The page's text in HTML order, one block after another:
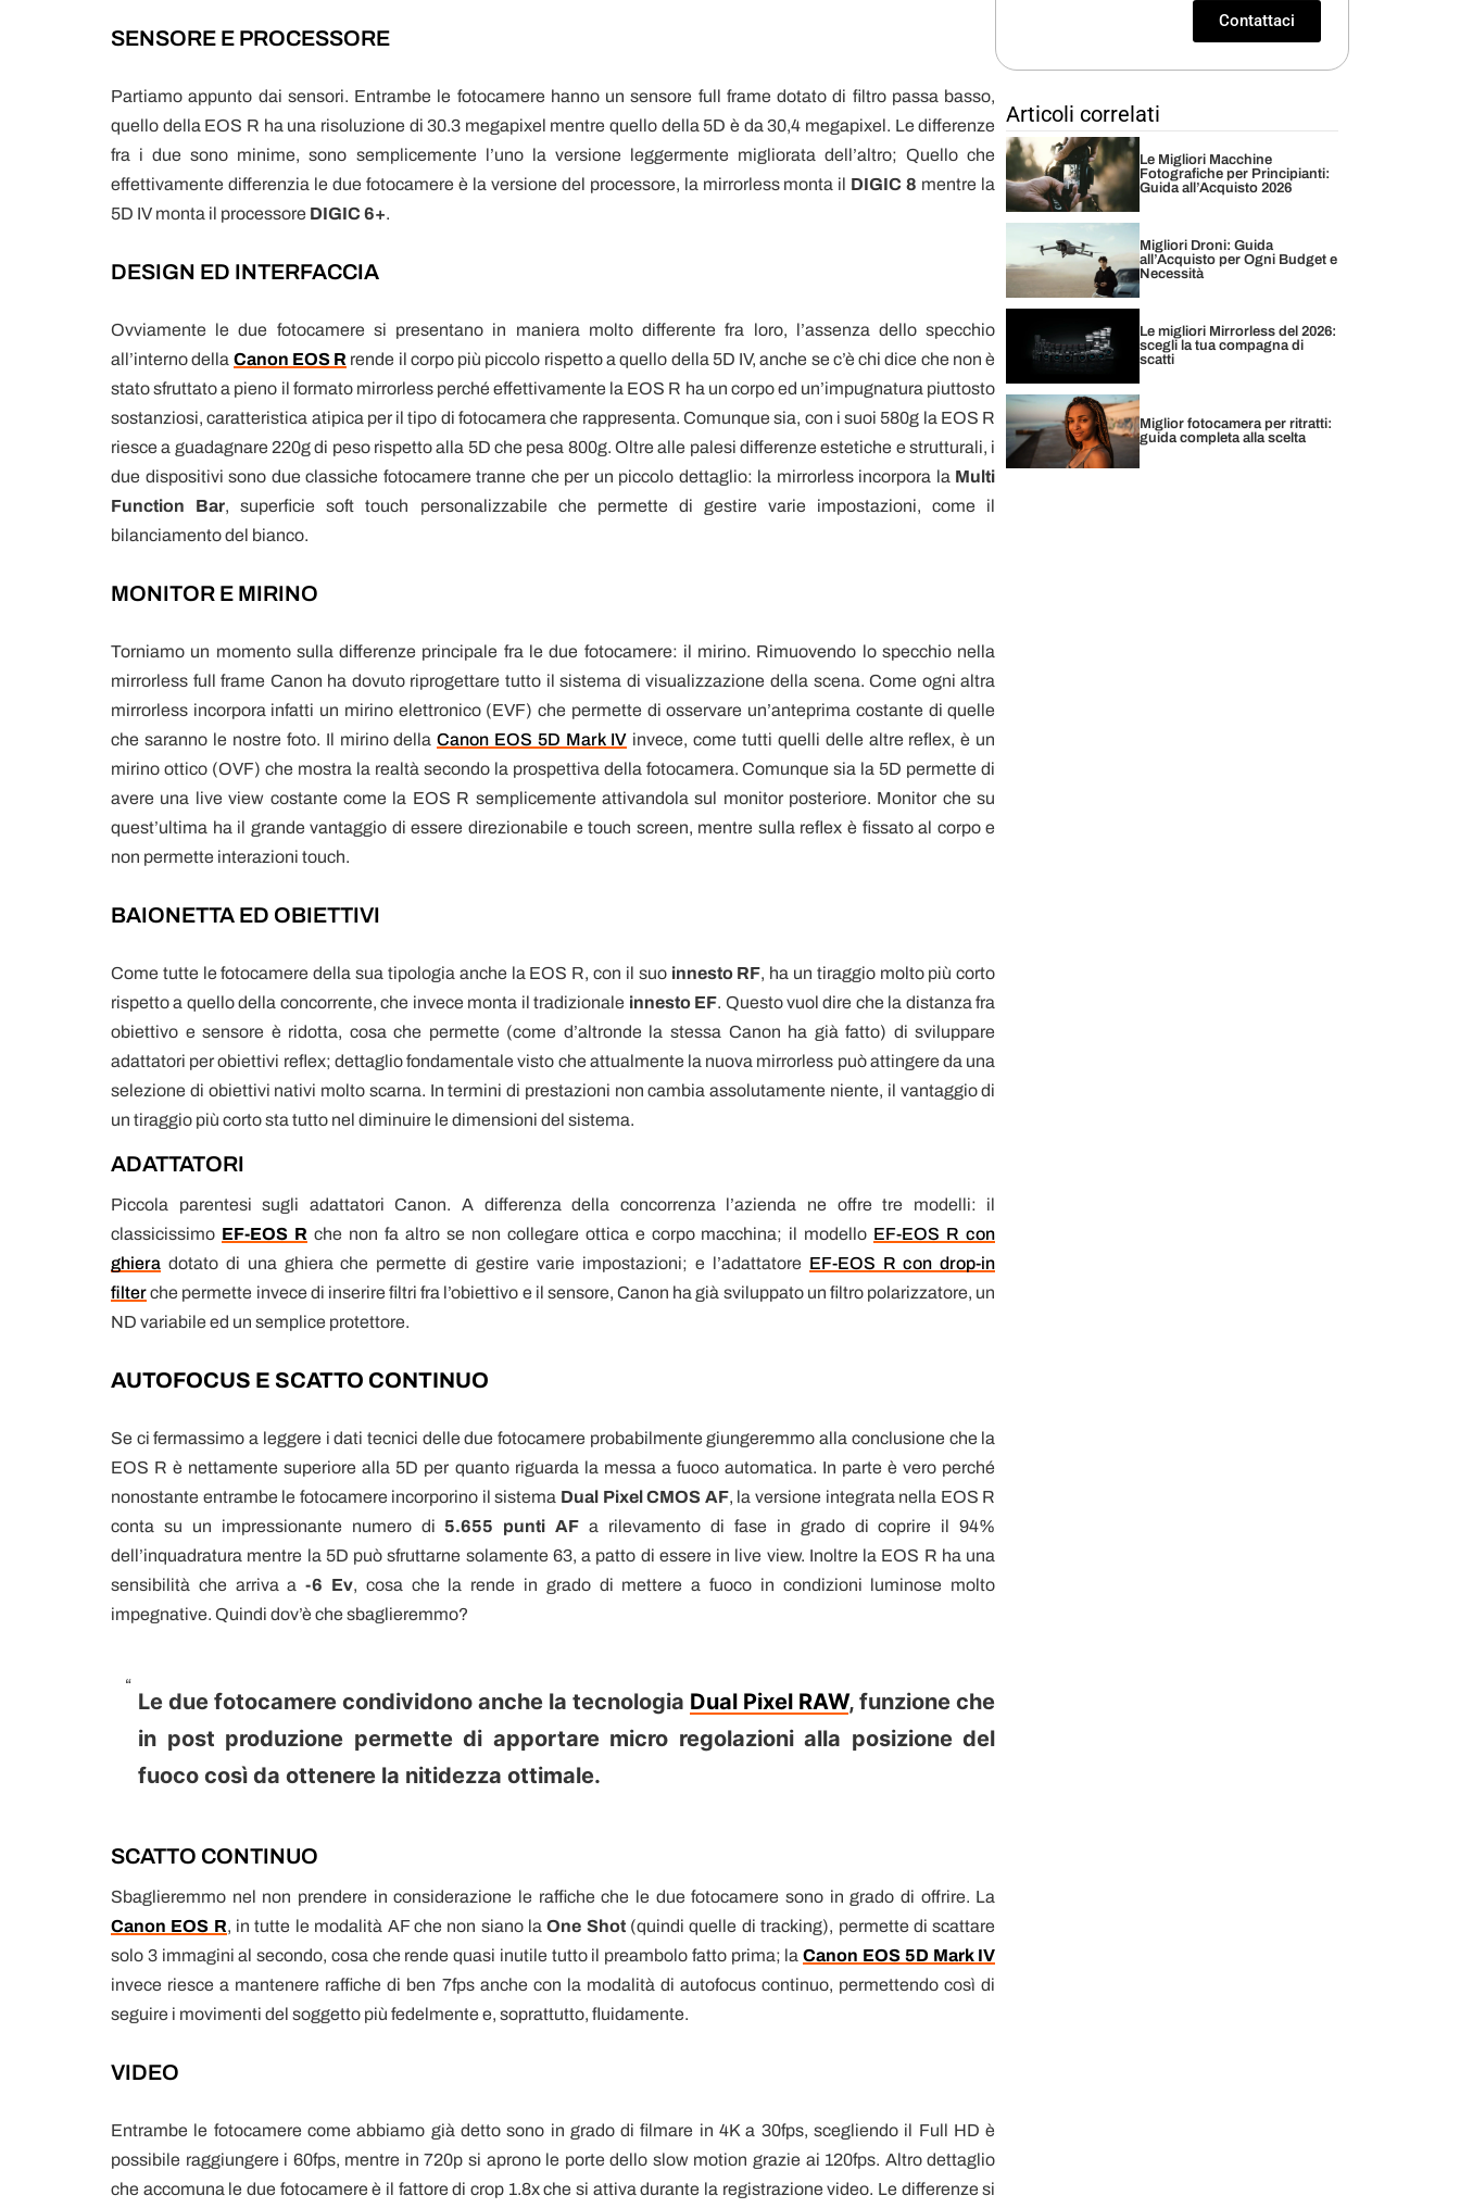
SENSORE E PROCESSORE
Partiamo appunto dai sensori. Entrambe le fotocamere hanno un sensore full frame dotato di filtro passa basso,
quello della EOS R ha una risoluzione di 30.3 megapixel mentre quello della 5D è da 30,4 megapixel. Le differenze
fra i due sono minime, sono semplicemente l’uno la versione leggermente migliorata dell’altro; Quello che
effettivamente differenzia le due fotocamere è la versione del processore, la mirrorless monta il DIGIC 8 mentre la
5D IV monta il processore DIGIC 6+.
DESIGN ED INTERFACCIA
Ovviamente le due fotocamere si presentano in maniera molto differente fra loro, l’assenza dello specchio
all’interno della Canon EOS R rende il corpo più piccolo rispetto a quello della 5D IV, anche se c’è chi dice che non è
stato sfruttato a pieno il formato mirrorless perché effettivamente la EOS R ha un corpo ed un’impugnatura piuttosto
sostanziosi, caratteristica atipica per il tipo di fotocamera che rappresenta. Comunque sia, con i suoi 580g la EOS R
riesce a guadagnare 220g di peso rispetto alla 5D che pesa 800g. Oltre alle palesi differenze estetiche e strutturali, i
due dispositivi sono due classiche fotocamere tranne che per un piccolo dettaglio: la mirrorless incorpora la Multi
Function Bar, superficie soft touch personalizzabile che permette di gestire varie impostazioni, come il
bilanciamento del bianco.
MONITOR E MIRINO
Torniamo un momento sulla differenze principale fra le due fotocamere: il mirino. Rimuovendo lo specchio nella
mirrorless full frame Canon ha dovuto riprogettare tutto il sistema di visualizzazione della scena. Come ogni altra
mirrorless incorpora infatti un mirino elettronico (EVF) che permette di osservare un’anteprima costante di quelle
che saranno le nostre foto. Il mirino dellaCanon EOS 5D Mark IV invece, come tutti quelli delle altre reflex, è un
mirino ottico (OVF) che mostra la realtà secondo la prospettiva della fotocamera. Comunque sia la 5D permette di
avere una live view costante come la EOS R semplicemente attivandola sul monitor posteriore. Monitor che su
quest’ultima ha il grande vantaggio di essere direzionabile e touch screen, mentre sulla reflex è fissato al corpo e
non permette interazioni touch.
BAIONETTA ED OBIETTIVI
Come tutte le fotocamere della sua tipologia anche la EOS R, con il suo innesto RF, ha un tiraggio molto più corto
rispetto a quello della concorrente, che invece monta il tradizionale innesto EF. Questo vuol dire che la distanza fra
obiettivo e sensore è ridotta, cosa che permette (come d’altronde la stessa Canon ha già fatto) di sviluppare
adattatori per obiettivi reflex; dettaglio fondamentale visto che attualmente la nuova mirrorless può attingere da una
selezione di obiettivi nativi molto scarna. In termini di prestazioni non cambia assolutamente niente, il vantaggio di
un tiraggio più corto sta tutto nel diminuire le dimensioni del sistema.
ADATTATORI
Piccola parentesi sugli adattatori Canon. A differenza della concorrenza l’azienda ne offre tre modelli: il
classicissimo EF-EOS R che non fa altro se non collegare ottica e corpo macchina; il modello EF-EOS R con
ghiera dotato di una ghiera che permette di gestire varie impostazioni; e l’adattatore EF-EOS R con drop-in
filterche permette invece di inserire filtri fra l’obiettivo e il sensore, Canon ha già sviluppato un filtro polarizzatore, un
ND variabile ed un semplice protettore.
AUTOFOCUS E SCATTO CONTINUO
Se ci fermassimo a leggere i dati tecnici delle due fotocamere probabilmente giungeremmo alla conclusione che la
EOS R è nettamente superiore alla 5D per quanto riguarda la messa a fuoco automatica. In parte è vero perché
nonostante entrambe le fotocamere incorporino il sistema Dual Pixel CMOS AF, la versione integrata nella EOS R
conta su un impressionante numero di5.655 punti AF a rilevamento di fase in grado di coprire il 94%
dell’inquadratura mentre la 5D può sfruttarne solamente 63, a patto di essere in live view. Inoltre la EOS R ha una
sensibilità che arriva a-6 Ev, cosa che la rende in grado di mettere a fuoco in condizioni luminose molto
impegnative. Quindi dov’è che sbaglieremmo?
Le due fotocamere condividono anche la tecnologia Dual Pixel RAW, funzione che
in post produzione permette di apportare micro regolazioni alla posizione del
fuoco così da ottenere la nitidezza ottimale.
SCATTO CONTINUO
Sbaglieremmo nel non prendere in considerazione le raffiche che le due fotocamere sono in grado di offrire. La
Canon EOS R, in tutte le modalità AF che non siano laOne Shot(quindi quelle di tracking), permette di scattare
solo 3 immagini al secondo, cosa che rende quasi inutile tutto il preambolo fatto prima; laCanon EOS 5D Mark IV
invece riesce a mantenere raffiche di ben 7fps anche con la modalità di autofocus continuo, permettendo così di
seguire i movimenti del soggetto più fedelmente e, soprattutto, fluidamente.
VIDEO
Entrambe le fotocamere come abbiamo già detto sono in grado di filmare in 4K a 30fps, scegliendo il Full HD è
possibile raggiungere i 60fps, mentre in 720p si aprono le porte dello slow motion grazie ai 120fps. Altro dettaglio
che accomuna le due fotocamere è il fattore di crop 1.8x che si attiva durante la registrazione video. Le differenze si
Contattaci
Articoli correlati
Le Migliori Macchine
Fotografiche per Principianti:
Guida all’Acquisto 2026
Migliori Droni: Guida
all’Acquisto per Ogni Budget e
Necessità
Le migliori Mirrorless del 2026:
scegli la tua compagna di
scatti
Miglior fotocamera per ritratti:
guida completa alla scelta